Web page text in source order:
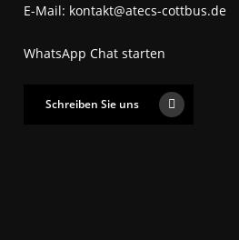
E-Mail: kontakt@atecs-cottbus.de
WhatsApp Chat starten
Schreiben Sie uns